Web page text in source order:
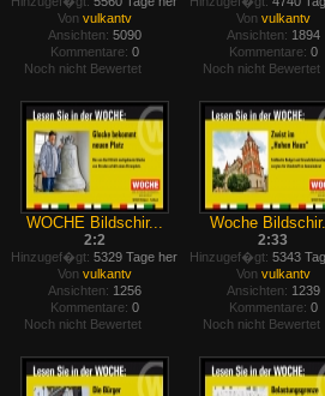
Von vulkantv
Ansichten: 5090
Kommentare: 0
Noch nicht Bewertet
Von vulkantv
Ansichten: 1894
Kommentare: 0
Noch nicht Bewertet
WOCHE Bildschir...
2:2
Hinzugef�gt: 5329 Tage her
Von vulkantv
Ansichten: 1256
Kommentare: 0
Noch nicht Bewertet
Woche
2:33
Hinzugef�gt: 5343
Von vulkantv
Ansichten: 1239
Kommentare: 0
Noch nicht Bewertet